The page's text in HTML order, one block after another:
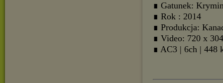
∎ Gatunek:
∎ Rok : 2014
∎ Produkcja:
∎ Video: 720 x 304
∎ AC3 | 6ch | 448